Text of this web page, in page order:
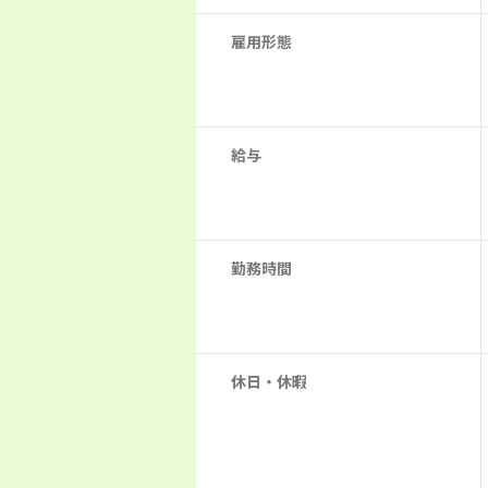
雇用形態
給与
勤務時間
休日・休暇